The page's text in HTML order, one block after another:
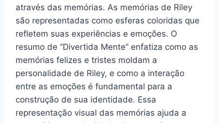
através das memórias. As memórias de Riley
são representadas como esferas coloridas que
refletem suas experiências e emoções. O
resumo de “Divertida Mente” enfatiza como as
memórias felizes e tristes moldam a
personalidade de Riley, e como a interação
entre as emoções é fundamental para a
construção de sua identidade. Essa
representação visual das memórias ajuda a